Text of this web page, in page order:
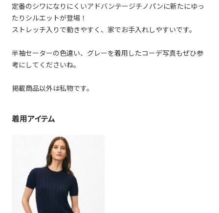
定番のシワになりにくいアドバンテージチノパンに新たにゆっ
たりシルエットが登場！
ストレッチ入りで動きやすく、家でお手入れしやすいです。
半袖セーターの色違い、グレーを着用したコーデ写真もぜひ参
考にしてくださいね。
掲載商品以外は私物です。
着用アイテム